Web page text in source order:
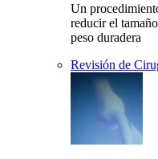
Un
reducir el
peso duradera
Revisión de